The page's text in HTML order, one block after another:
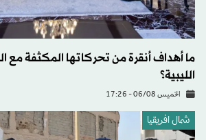
ما أهداف أنقرة من تحركاتها المكثفة مع
الليبية؟
الخميس 06/08 - 17:26
شمال افريقيا